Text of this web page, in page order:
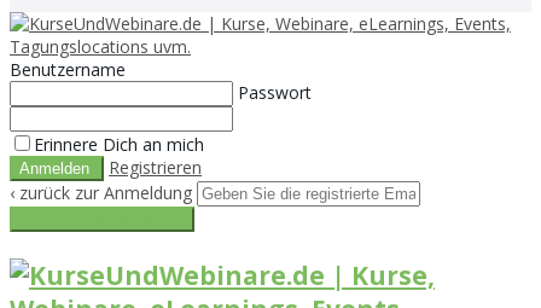
Benutzername
Passwort
Erinnere Dich an mich
Registrieren
‹ zurück zur Anmeldung